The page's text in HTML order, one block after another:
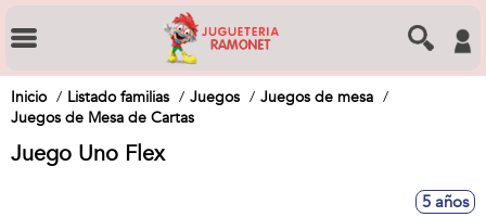
Inicio Listado familias Juegos
Juegos de mesa
Juegos de Mesa de Cartas
Juego Uno Flex
5 años